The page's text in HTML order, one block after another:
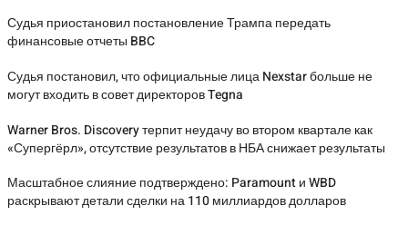
Судья приостановил постановление Трампа передать
финансовые отчеты BBC
Судья постановил, что официальные лица Nexstar больше не
могут входить в совет директоров Tegna
Warner Bros. Discovery терпит неудачу во втором квартале как
«Супергёрл», отсутствие результатов в НБА снижает результаты
Масштабное слияние подтверждено: Paramount и WBD
раскрывают детали сделки на 110 миллиардов долларов